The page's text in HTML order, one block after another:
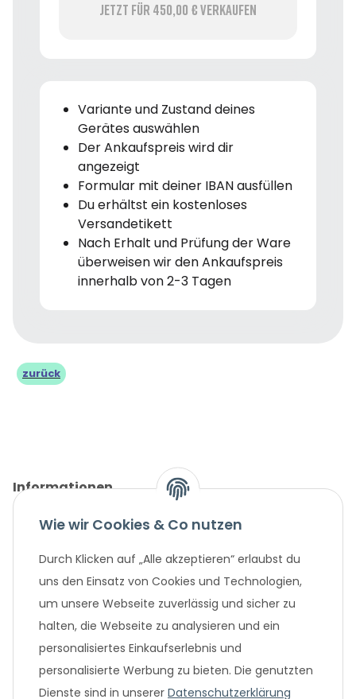
Jetzt für 450,00 € verkaufen
Variante und Zustand deines
Gerätes auswählen
Der Ankaufspreis wird dir
angezeigt
Formular mit deiner IBAN ausfüllen
Du erhältst ein kostenloses
Versandetikett
Nach Erhalt und Prüfung der Ware
überweisen wir den Ankaufspreis
innerhalb von 2-3 Tagen
zurück
Informationen
Gesetzliche Informationen
Unternehmen
Beliebte Angebote
Wie wir Cookies & Co nutzen
Durch Klicken auf „Alle akzeptieren“ erlaubst du
uns den Einsatz von Cookies und Technologien,
um unsere Webseite zuverlässig und sicher zu
halten, die Webseite zu analysieren und ein
personalisiertes Einkaufserlebnis und
personalisierte Werbung zu bieten. Die genutzten
Dienste sind in unserer Datenschutzerklärung